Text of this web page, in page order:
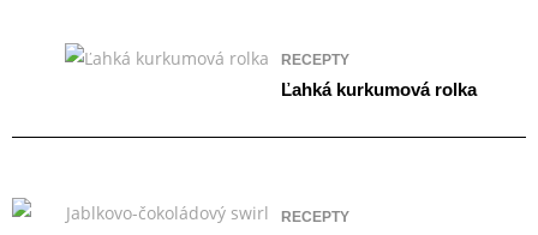
RECEPTY
Ľahká kurkumová rolka
RECEPTY